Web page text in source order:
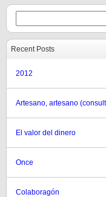
Recent Posts
2012
Artesano, artesano
El valor del dinero
Once
Colaboragón